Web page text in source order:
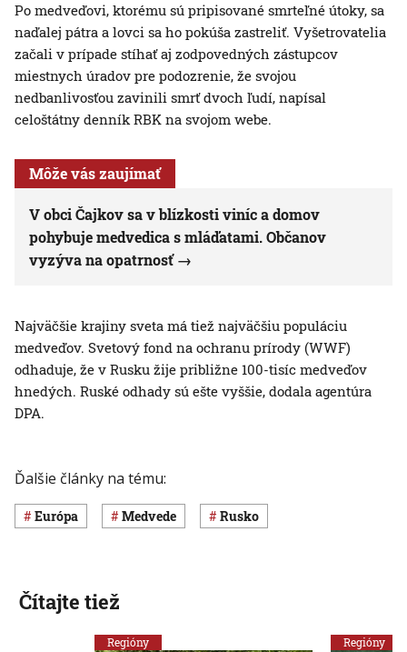
Po medveďovi, ktorému sú pripisované smrteľné útoky, sa
naďalej pátra a lovci sa ho pokúša zastreliť. Vyšetrovatelia
začali v prípade stíhať aj zodpovedných zástupcov
miestnych úradov pre podozrenie, že svojou
nedbanlivosťou zavinili smrť dvoch ľudí, napísal
celoštátny denník RBK na svojom webe.
Môže vás zaujímať
V obci Čajkov sa v blízkosti viníc a domov
pohybuje medvedica s mláďatami. Občanov
vyzýva na opatrnosť
Najväčšie krajiny sveta má tiež najväčšiu populáciu
medveďov. Svetový fond na ochranu prírody (WWF)
odhaduje, že v Rusku žije približne 100-tisíc medveďov
hnedých. Ruské odhady sú ešte vyššie, dodala agentúra
DPA.
Ďalšie články na tému:
Európa medvede Rusko
Čítajte tiež
Regióny Regióny